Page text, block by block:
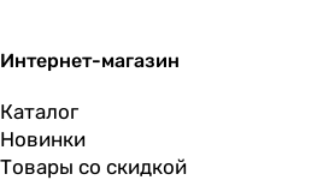
Интернет-магазин
Каталог
Новинки
Товары со скидкой